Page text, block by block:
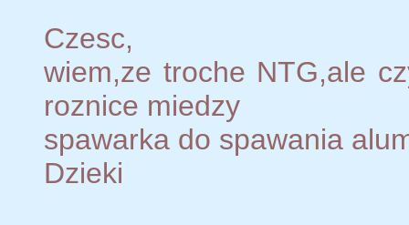
Czesc,
wiem,ze troche NTG,ale
roznice miedzy
spawarka do spawania
Dzieki